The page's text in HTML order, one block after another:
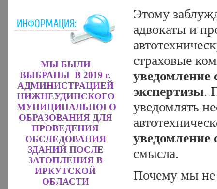
ИНФОРМАЦИЯ:
МЫ БЫЛИ
ВЫБРАНЫ В 2019 г.
АДМИНИСТРАЦИЕЙ
НИЖНЕУДИНСКОГО
МУНИЦИПАЛЬНОГО
ОБРАЗОВАНИЯ ДЛЯ
ПРОВЕДЕНИЯ
ОБСЛЕДОВАНИЯ
ЗДАНИЙ ПОСЛЕ
ЗАТОПЛЕНИЯ В
ИРКУТСКОЙ
ОБЛАСТИ
Этому
адвокаты и
страховые
уведомление
экспертизы.
уведомлять
уведомление
смысла.
Почему мы не